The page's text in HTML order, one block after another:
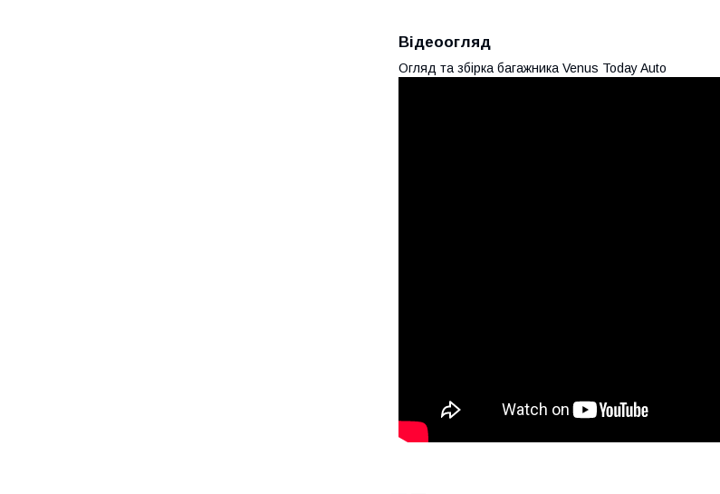
Відеоогляд
Огляд та збірка багажника Venus Today Auto